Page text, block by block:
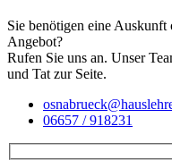
Sie benötigen eine
Angebot?
Rufen Sie uns an. Unser
und Tat zur Seite.
06657 / 918231